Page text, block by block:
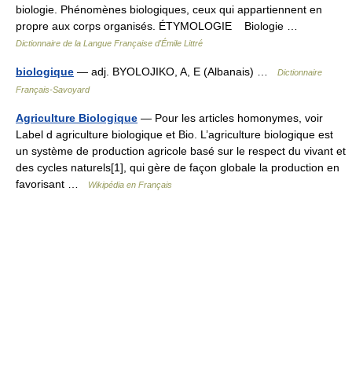
biologie. Phénomènes biologiques, ceux qui appartiennent en
propre aux corps organisés. ÉTYMOLOGIE Biologie …
Dictionnaire de la Langue Française d'Émile Littré
biologique — adj. BYOLOJIKO, A, E (Albanais) …
Dictionnaire
Français-Savoyard
Agriculture Biologique — Pour les articles homonymes, voir
Label d agriculture biologique et Bio. L’agriculture biologique est
un système de production agricole basé sur le respect du vivant et
des cycles naturels[1], qui gère de façon globale la production en
favorisant …
Wikipédia en Français